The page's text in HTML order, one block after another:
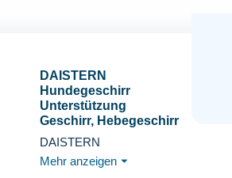
DAISTERN
Hundegeschirr
Unterstützung
Geschirr, Hebegeschirr
für Mittelgroße Große
Hunde,
Sicherheitsgeschirr mit
DAISTERN
Mehr anzeigen ⏷